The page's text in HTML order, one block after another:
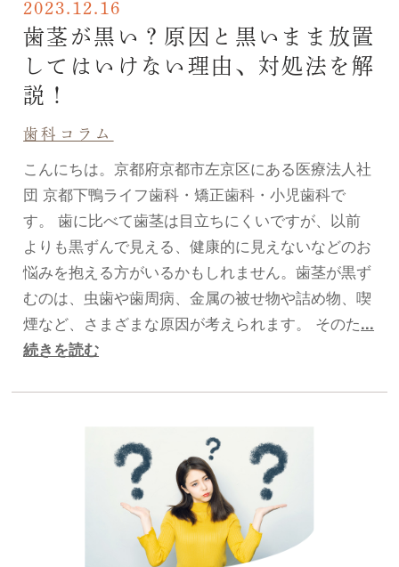
2023.12.16
歯茎が黒い？原因と黒いまま放置
してはいけない理由、対処法を解
説！
歯科コラム
こんにちは。京都府京都市左京区にある医療法人社
団 京都下鴨ライフ歯科・矯正歯科・小児歯科で
す。 歯に比べて歯茎は目立ちにくいですが、以前
よりも黒ずんで見える、健康的に見えないなどのお
悩みを抱える方がいるかもしれません。歯茎が黒ず
むのは、虫歯や歯周病、金属の被せ物や詰め物、喫
煙など、さまざまな原因が考えられます。 そのた...
続きを読む